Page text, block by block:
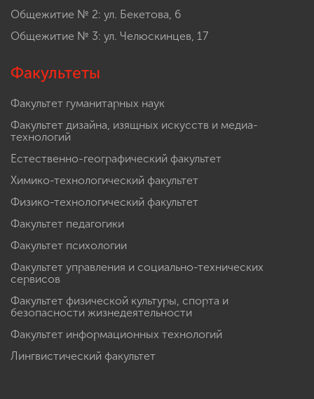
Общежитие № 2: ул. Бекетова, 6
Общежитие № 3: ул. Челюскинцев, 17
Факультеты
Факультет гуманитарных наук
Факультет дизайна, изящных искусств и медиа-
технологий
Естественно-географический факультет
Химико-технологический факультет
Физико-технологический факультет
Факультет педагогики
Факультет психологии
Факультет управления и социально-технических
сервисов
Факультет физической культуры, спорта и
безопасности жизнедеятельности
Факультет информационных технологий
Лингвистический факультет